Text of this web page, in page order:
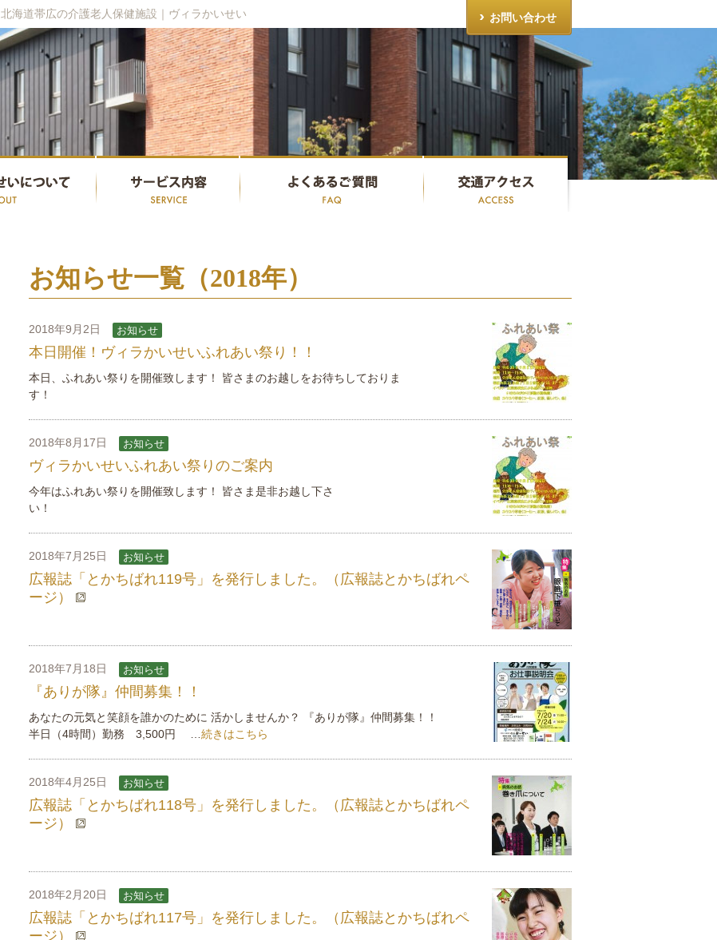
北海道帯広の介護老人保健施設｜ヴィラかいせい お問い合わせ
お知らせ一覧（2018年）
2018年9月2日 お知らせ
本日開催！ヴィラかいせいふれあい祭り！！
本日、ふれあい祭りを開催致します！ 皆さまのお越しをお待ちしておりま
す！
2018年8月17日 お知らせ
ヴィラかいせいふれあい祭りのご案内
今年はふれあい祭りを開催致します！ 皆さま是非お越し下さ
い！
2018年7月25日 お知らせ
広報誌「とかちばれ119号」を発行しました。（広報誌とかちばれペ
ージ）
2018年7月18日 お知らせ
『ありが隊』仲間募集！！
あなたの元気と笑顔を誰かのために 活かしませんか？ 『ありが隊』仲間募集！！
半日（4時間）勤務 3,500円 … 続きはこちら
2018年4月25日 お知らせ
広報誌「とかちばれ118号」を発行しました。（広報誌とかちばれペ
ージ）
2018年2月20日 お知らせ
広報誌「とかちばれ117号」を発行しました。（広報誌とかちばれペ
ージ）